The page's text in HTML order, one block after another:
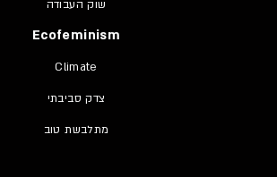
שוק העבודה
Ecofeminism
Climate
צדק סביבתי
מתלבשת טוב